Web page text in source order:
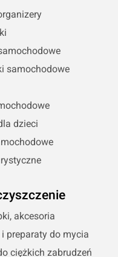
samochodowe
dzieci
akcesoria
preparaty do mycia
ciężkich zabrudzeń